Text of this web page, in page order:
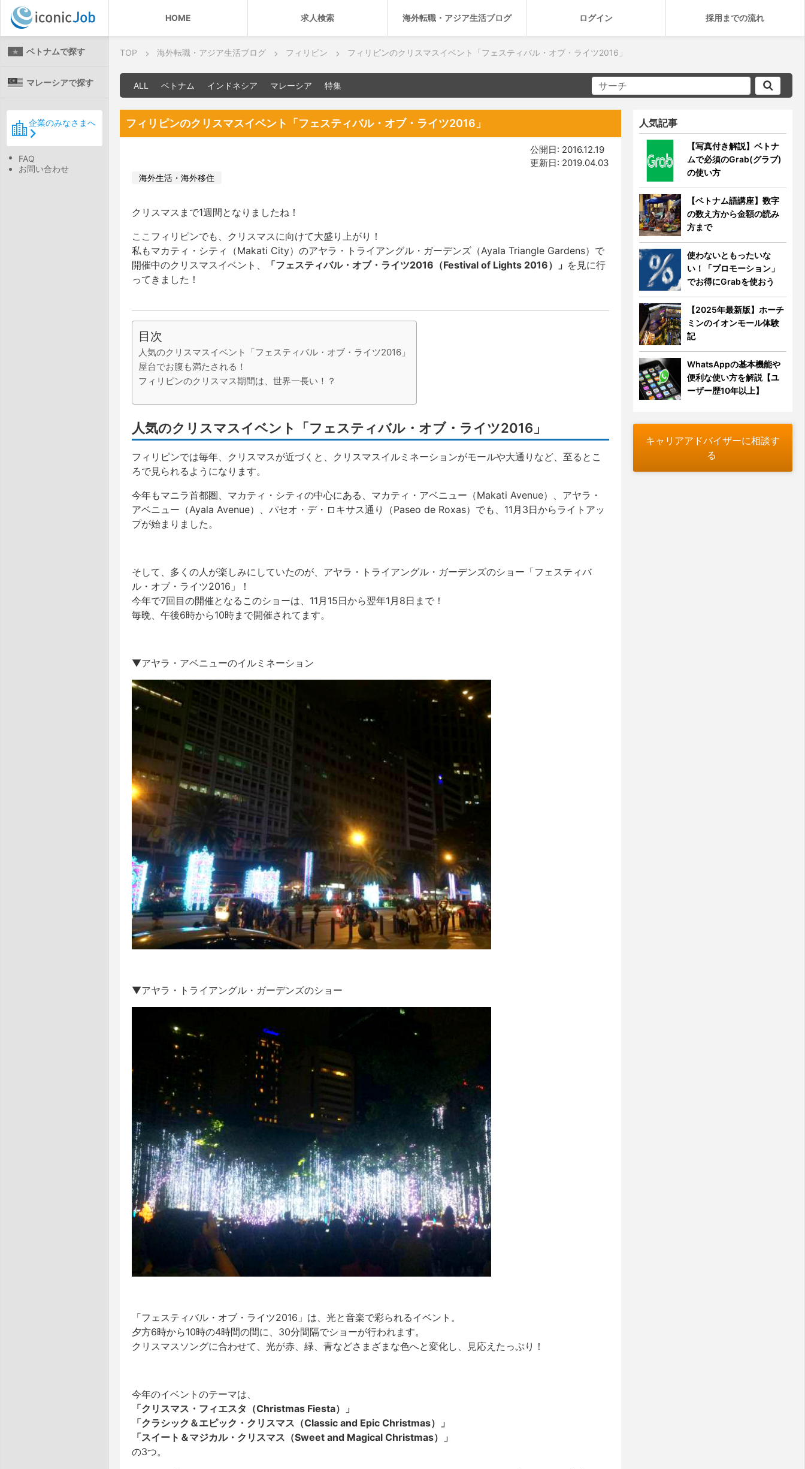
HOME 求人検索 海外転職・アジア生活ブログ ログイン 採用までの流れ
ベトナムで探す
マレーシアで探す
企業のみなさまへ
FAQ
お問い合わせ
TOP 海外転職・アジア生活ブログ フィリピン フィリピンのクリスマスイベント「フェスティバル・オブ・ライツ2016」
ALL ベトナム インドネシア マレーシア 特集
フィリピンのクリスマスイベント「フェスティバル・オブ・ライツ2016」
公開日: 2016.12.19
更新日: 2019.04.03
海外生活・海外移住
クリスマスまで1週間となりましたね！
ここフィリピンでも、クリスマスに向けて大盛り上がり！
私もマカティ・シティ（Makati City）のアヤラ・トライアングル・ガーデンズ（Ayala Triangle Gardens）で
開催中のクリスマスイベント、
「フェスティバル・オブ・ライツ2016（Festival of Lights 2016）」 を見に行
ってきました！
目次
人気のクリスマスイベント「フェスティバル・オブ・ライツ2016」
屋台でお腹も満たされる！
フィリピンのクリスマス期間は、世界一長い！？
人気のクリスマスイベント「フェスティバル・オブ・ライツ2016」
フィリピンでは毎年、クリスマスが近づくと、クリスマスイルミネーションがモールや大通りなど、至るとこ
ろで見られるようになります。
今年もマニラ首都圏、マカティ・シティの中心にある、マカティ・アベニュー（Makati Avenue）、アヤラ・
アベニュー（Ayala Avenue）、パセオ・デ・ロキサス通り（Paseo de Roxas）でも、11月3日からライトアッ
プが始まりました。
そして、多くの人が楽しみにしていたのが、アヤラ・トライアングル・ガーデンズのショー「フェスティバ
ル・オブ・ライツ2016」！
今年で7回目の開催となるこのショーは、11月15日から翌年1月8日まで！
毎晩、午後6時から10時まで開催されてます。
▼アヤラ・アベニューのイルミネーション
▼アヤラ・トライアングル・ガーデンズのショー
「フェスティバル・オブ・ライツ2016」は、光と音楽で彩られるイベント。
夕方6時から10時の4時間の間に、30分間隔でショーが行われます。
クリスマスソングに合わせて、光が赤、緑、青などさまざまな色へと変化し、見応えたっぷり！
今年のイベントのテーマは、
「クリスマス・フィエスタ（Christmas Fiesta）」
「クラシック＆エピック・クリスマス（Classic and Epic Christmas）」
「スイート＆マジカル・クリスマス（Sweet and Magical Christmas）」
の3つ。
人気記事
【写真付き解説】ベトナ
ムで必須のGrab(グラブ)
の使い方
【ベトナム語講座】数字
の数え方から金額の読み
方まで
使わないともったいな
い！「プロモーション」
でお得にGrabを使おう
【2025年最新版】ホーチ
ミンのイオンモール体験
記
WhatsAppの基本機能や
便利な使い方を解説【ユ
ーザー歴10年以上】
キャリアアドバイザーに相談す
る